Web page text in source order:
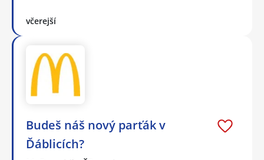
včerejší
Budeš náš nový parťák v
Ďáblicích?